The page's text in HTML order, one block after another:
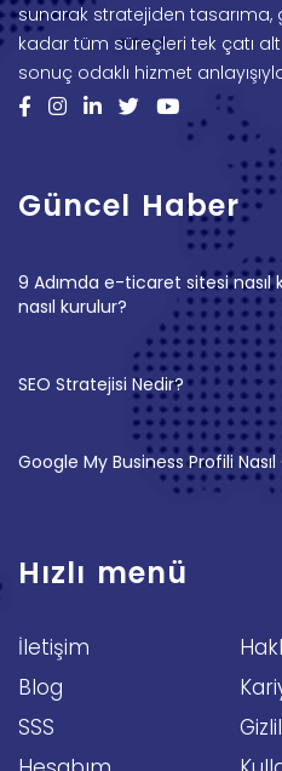
sunarak stratejiden
kadar tüm süreçleri tek çatı
sonuç odaklı hizmet
Güncel Haber
9 Adımda e-ticaret sitesi
nasıl kurulur?
SEO Stratejisi Nedir?
Google My Business Profili
Hızlı menü
İletişim
Blog
SSS